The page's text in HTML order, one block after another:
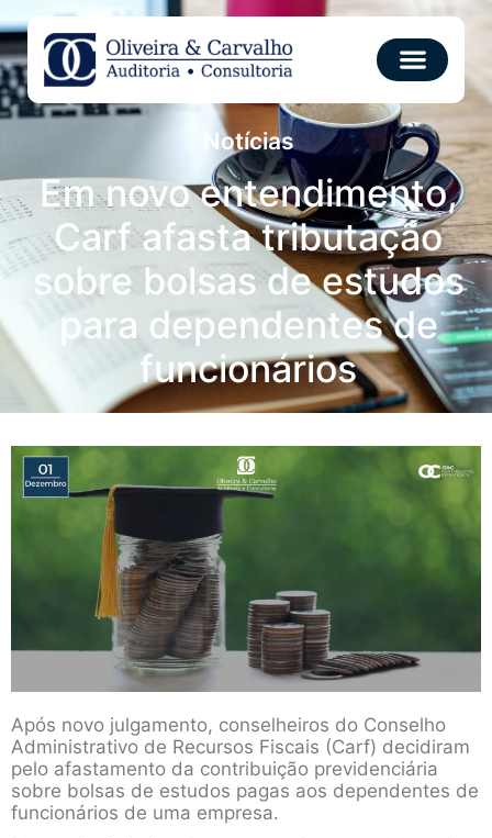
Notícias
Em novo entendimento,
Carf afasta tributação
sobre bolsas de estudos
para dependentes de
funcionários
Após novo julgamento, conselheiros do Conselho
Administrativo de Recursos Fiscais (Carf) decidiram
pelo afastamento da contribuição previdenciária
sobre bolsas de estudos pagas aos dependentes de
funcionários de uma empresa.